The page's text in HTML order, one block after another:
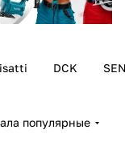
DCK
популярные